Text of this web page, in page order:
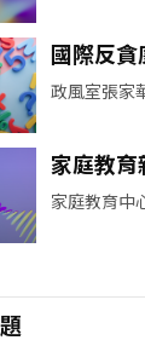
國際反
反貪
政風室張家
家庭教
家庭教育中